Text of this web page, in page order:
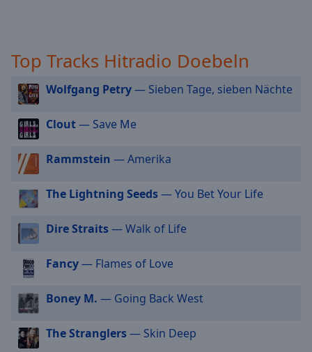
settings,
opens
subtitles
settings
dialog
subtitles
off
selected
Audio
Track
Picture-
in-
Fullscreen
modal
window.
Top Tracks Hitradio Doebeln
Wolfgang Petry— Sieben Tage, sieben Nächte
Clout— Save Me
Rammstein — Amerika
The Lightning Seeds— You Bet Your Life
Dire Straits— Walk of Life
Fancy— Flames of Love
Boney M. — Going Back West
The Stranglers— Skin Deep